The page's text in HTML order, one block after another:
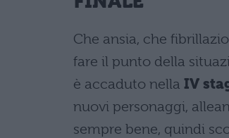
Che ansia, che
fare il punto della
è accaduto nella IV
nuovi personaggi,
sempre bene, quindi